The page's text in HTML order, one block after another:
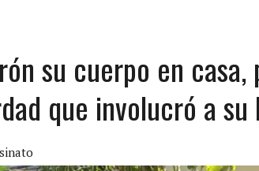
DE MODELO EN MONAGAS: HALLARON EL CUERPO DENTRO
SE QUITÓ LA VIDA TRAS SER ACOSADA Y ABUSADA POR
COLORADO POR ASESINATO DE UNA ADOLESCENTE
PSICÓTICO POR FALTA DE TRATAMIENTO DESENCADENÓ
CARACAS COMBATIERON INCENDIO DE GRAN MAGNITUD EN
su cuerpo en
que involucró a su